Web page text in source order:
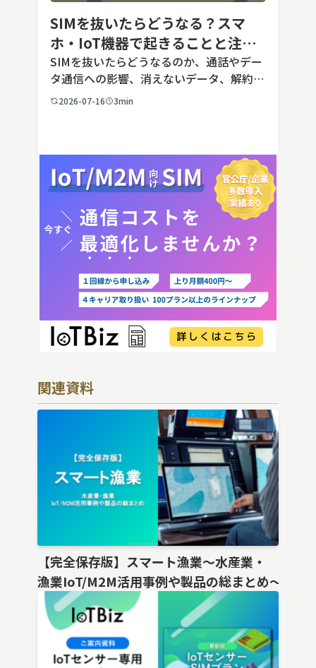
SIMを抜いたらどうなる？スマ
ホ・IoT機器で起きることと注意
点を解説
SIMを抜いたらどうなるのか、通話やデー
タ通信への影響、消えないデータ、解約や
端末譲渡時の注意点を整理。さらに法人・
2026-07-16 3min
関連資料
【完全保存版】スマート漁業〜水産業・
漁業IoT/M2M活用事例や製品の総まとめ〜